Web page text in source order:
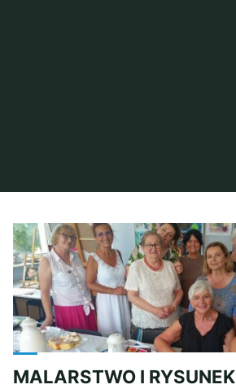
MALARSTWO I RYSUNEK